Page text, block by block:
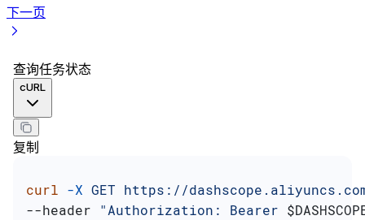
下一页
查询任务状态
cURL
复制
curl -X GET https://
--header "Authorization: Bearer